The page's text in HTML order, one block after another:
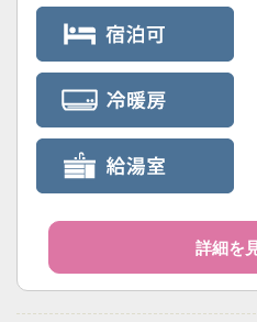
詳細を